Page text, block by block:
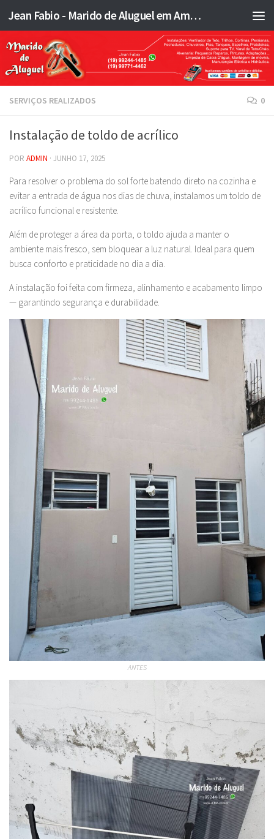
Skip to content Jean Fabio - Marido de Aluguel em Americana SP e região - JFMA
SERVIÇOS REALIZADOS 0
Instalação de toldo de acrílico
POR ADMIN · JUNHO 17, 2025
Para resolver o problema do sol forte batendo direto na cozinha e
evitar a entrada de água nos dias de chuva, instalamos um toldo de
acrílico funcional e resistente.
Além de proteger a área da porta, o toldo ajuda a manter o
ambiente mais fresco, sem bloquear a luz natural. Ideal para quem
busca conforto e praticidade no dia a dia.
A instalação foi feita com firmeza, alinhamento e acabamento limpo
— garantindo segurança e durabilidade.
ANTES